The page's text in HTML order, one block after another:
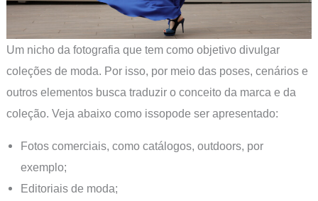
Um nicho da fotografia que tem como objetivo divulgar
coleções de moda. Por isso, por meio das poses, cenários e
outros elementos busca traduzir o conceito da marca e da
coleção. Veja abaixo como issopode ser apresentado:
Fotos comerciais, como catálogos, outdoors, por
exemplo;
Editoriais de moda;